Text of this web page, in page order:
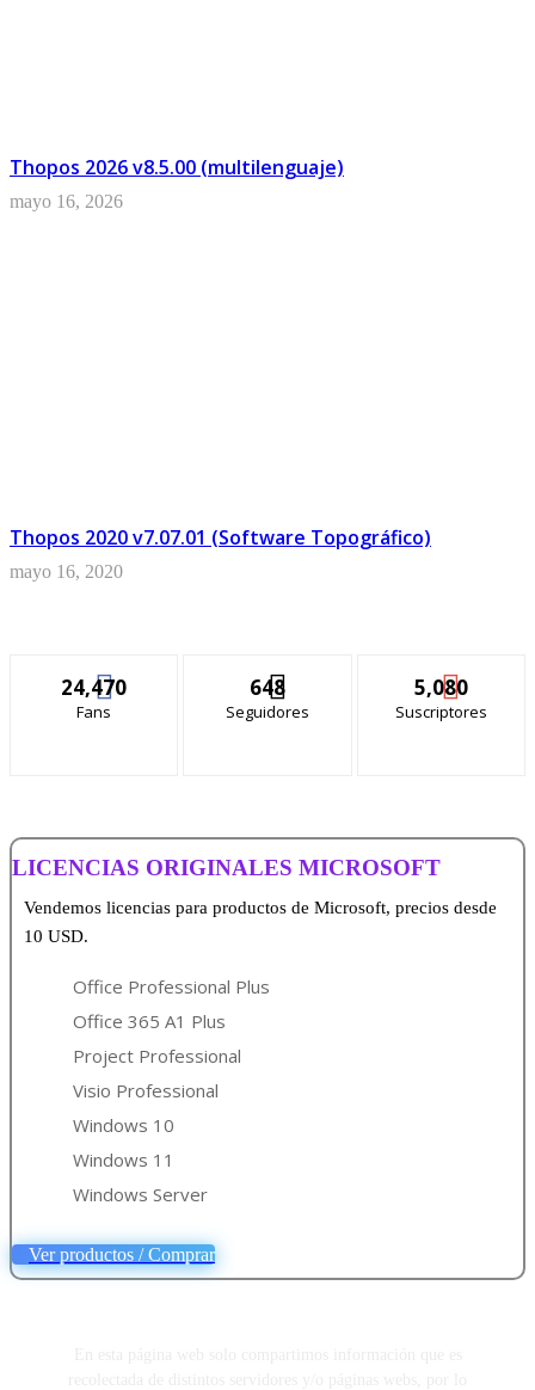
Thopos 2026 v8.5.00 (multilenguaje)
mayo 16, 2026
Thopos 2020 v7.07.01 (Software Topográfico)
mayo 16, 2020
24,470
Fans
648
Seguidores
5,080
Suscriptores
LICENCIAS ORIGINALES MICROSOFT
Vendemos licencias para productos de Microsoft, precios desde
10 USD.
Office Professional Plus
Office 365 A1 Plus
Project Professional
Visio Professional
Windows 10
Windows 11
Windows Server
Ver productos / Comprar